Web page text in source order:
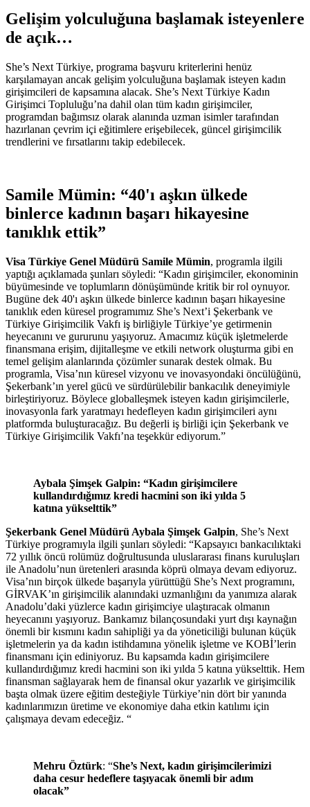
Gelişim yolculuğuna başlamak isteyenlere
de açık…
She’s Next Türkiye, programa başvuru kriterlerini henüz
karşılamayan ancak gelişim yolculuğuna başlamak isteyen kadın
girişimcileri de kapsamına alacak. She’s Next Türkiye Kadın
Girişimci Topluluğu’na dahil olan tüm kadın girişimciler,
programdan bağımsız olarak alanında uzman isimler tarafından
hazırlanan çevrim içi eğitimlere erişebilecek, güncel girişimcilik
trendlerini ve fırsatlarını takip edebilecek.
Samile Mümin: “40'ı aşkın ülkede
binlerce kadının başarı hikayesine
tanıklık ettik”
Visa Türkiye Genel Müdürü Samile Mümin, programla ilgili
yaptığı açıklamada şunları söyledi: “Kadın girişimciler, ekonominin
büyümesinde ve toplumların dönüşümünde kritik bir rol oynuyor.
Bugüne dek 40'ı aşkın ülkede binlerce kadının başarı hikayesine
tanıklık eden küresel programımız She’s Next’i Şekerbank ve
Türkiye Girişimcilik Vakfı iş birliğiyle Türkiye’ye getirmenin
heyecanını ve gururunu yaşıyoruz. Amacımız küçük işletmelerde
finansmana erişim, dijitalleşme ve etkili network oluşturma gibi en
temel gelişim alanlarında çözümler sunarak destek olmak. Bu
programla, Visa’nın küresel vizyonu ve inovasyondaki öncülüğünü,
Şekerbank’ın yerel gücü ve sürdürülebilir bankacılık deneyimiyle
birleştiriyoruz. Böylece globalleşmek isteyen kadın girişimcilerle,
inovasyonla fark yaratmayı hedefleyen kadın girişimcileri aynı
platformda buluşturacağız. Bu değerli iş birliği için Şekerbank ve
Türkiye Girişimcilik Vakfı’na teşekkür ediyorum.”
Aybala Şimşek Galpin: “Kadın girişimcilere
kullandırdığımız kredi hacmini son iki yılda 5
katına yükselttik”
Şekerbank Genel Müdürü Aybala Şimşek Galpin, She’s Next
Türkiye programıyla ilgili şunları söyledi: “Kapsayıcı bankacılıktaki
72 yıllık öncü rolümüz doğrultusunda uluslararası finans kuruluşları
ile Anadolu’nun üretenleri arasında köprü olmaya devam ediyoruz.
Visa’nın birçok ülkede başarıyla yürüttüğü She’s Next programını,
GİRVAK’ın girişimcilik alanındaki uzmanlığını da yanımıza alarak
Anadolu’daki yüzlerce kadın girişimciye ulaştıracak olmanın
heyecanını yaşıyoruz. Bankamız bilançosundaki yurt dışı kaynağın
önemli bir kısmını kadın sahipliği ya da yöneticiliği bulunan küçük
işletmelerin ya da kadın istihdamına yönelik işletme ve KOBİ’lerin
finansmanı için ediniyoruz. Bu kapsamda kadın girişimcilere
kullandırdığımız kredi hacmini son iki yılda 5 katına yükselttik. Hem
finansman sağlayarak hem de finansal okur yazarlık ve girişimcilik
başta olmak üzere eğitim desteğiyle Türkiye’nin dört bir yanında
kadınlarımızın üretime ve ekonomiye daha etkin katılımı için
çalışmaya devam edeceğiz. “
Mehru Öztürk: “She’s Next, kadın girişimcilerimizi
daha cesur hedeflere taşıyacak önemli bir adım
olacak”